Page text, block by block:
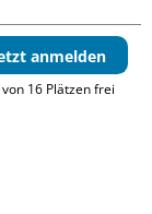
anmelden
von 16 Plätzen frei